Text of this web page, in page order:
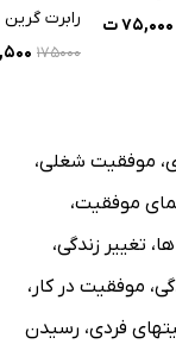
۷۵,۰۰۰ ت
رابرت گرین
۱۷۵۰۰۰
، موفقیت شغلی،
موفقیت،
، تغییر زندگی،
، موفقیت در کار ،
فردی، رسیدن